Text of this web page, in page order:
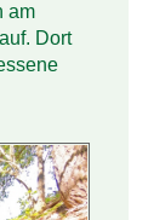
am
Dort